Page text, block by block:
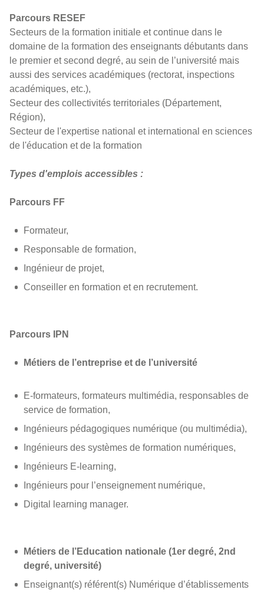
Parcours RESEF
Secteurs de la formation initiale et continue dans le
domaine de la formation des enseignants débutants dans
le premier et second degré, au sein de l’université mais
aussi des services académiques (rectorat, inspections
académiques, etc.),
Secteur des collectivités territoriales (Département,
Région),
Secteur de l'expertise national et international en sciences
de l'éducation et de la formation
Types d'emplois accessibles :
Parcours FF
Formateur,
Responsable de formation,
Ingénieur de projet,
Conseiller en formation et en recrutement.
Parcours IPN
Métiers de l’entreprise et de l’université
E-formateurs, formateurs multimédia, responsables de
service de formation,
Ingénieurs pédagogiques numérique (ou multimédia),
Ingénieurs des systèmes de formation numériques,
Ingénieurs E-learning,
Ingénieurs pour l’enseignement numérique,
Digital learning manager.
Métiers de l’Education nationale (1er degré, 2nd
degré, université)
Enseignant(s) référent(s) Numérique d’établissements